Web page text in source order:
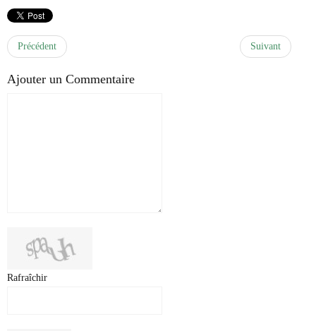
Précédent Suivant
Ajouter un Commentaire
Rafraîchir